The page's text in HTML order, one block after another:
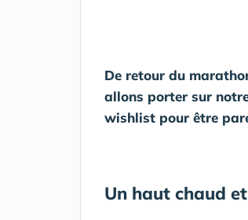
De retour du
allons porter sur
wishlist pour être
Un haut chaud